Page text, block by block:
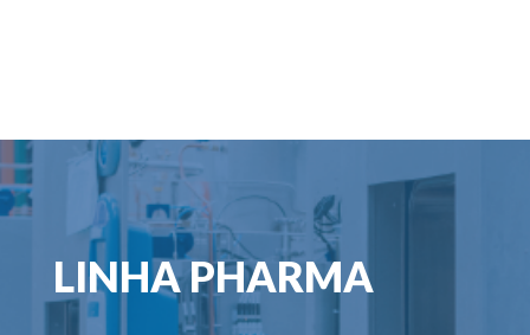
LINHA PHARMA